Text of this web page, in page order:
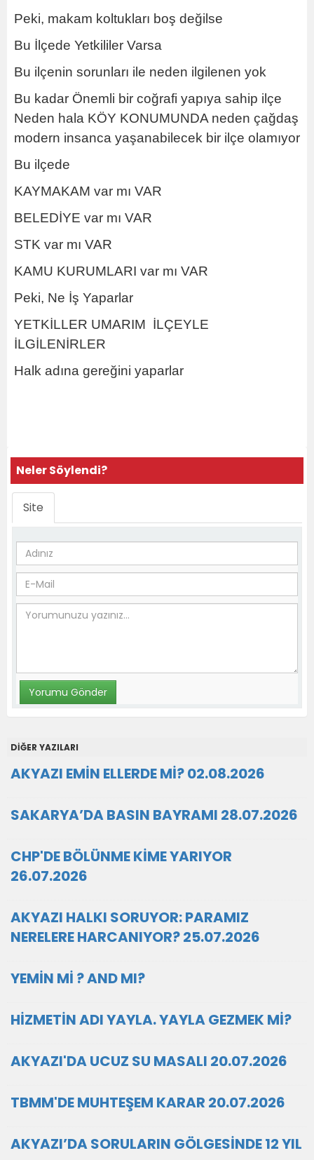
Peki, makam koltukları boş değilse
Bu İlçede Yetkililer Varsa
Bu ilçenin sorunları ile neden ilgilenen yok
Bu kadar Önemli bir coğrafi yapıya sahip ilçe
Neden hala KÖY KONUMUNDA neden çağdaş
modern insanca yaşanabilecek bir ilçe olamıyor
Bu ilçede
KAYMAKAM var mı VAR
BELEDİYE var mı VAR
STK var mı VAR
KAMU KURUMLARI var mı VAR
Peki, Ne İş Yaparlar
YETKİLLER UMARIM İLÇEYLE
İLGİLENİRLER
Halk adına gereğini yaparlar
Neler Söylendi?
Site
DİĞER YAZILARI
AKYAZI EMİN ELLERDE Mİ? 02.08.2026
SAKARYA’DA BASIN BAYRAMI 28.07.2026
CHP'DE BÖLÜNME KİME YARIYOR
26.07.2026
AKYAZI HALKI SORUYOR: PARAMIZ
NERELERE HARCANIYOR? 25.07.2026
YEMİN Mİ ? AND MI?
HİZMETİN ADI YAYLA. YAYLA GEZMEK Mİ?
AKYAZI'DA UCUZ SU MASALI 20.07.2026
TBMM'DE MUHTEŞEM KARAR 20.07.2026
AKYAZI’DA SORULARIN GÖLGESİNDE 12 YIL